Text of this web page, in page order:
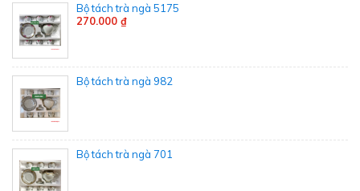
Bộ tách trà ngà 5175
270.000 ₫
Bộ tách trà ngà 982
Bộ tách trà ngà 701